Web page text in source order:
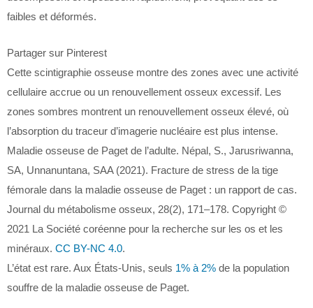
faibles et déformés.
Partager sur Pinterest
Cette scintigraphie osseuse montre des zones avec une activité
cellulaire accrue ou un renouvellement osseux excessif. Les
zones sombres montrent un renouvellement osseux élevé, où
l’absorption du traceur d’imagerie nucléaire est plus intense.
Maladie osseuse de Paget de l’adulte. Népal, S., Jarusriwanna,
SA, Unnanuntana, SAA (2021). Fracture de stress de la tige
fémorale dans la maladie osseuse de Paget : un rapport de cas.
Journal du métabolisme osseux, 28(2), 171–178. Copyright ©
2021 La Société coréenne pour la recherche sur les os et les
minéraux. CC BY-NC 4.0.
L’état est rare. Aux États-Unis, seuls 1% à 2% de la population
souffre de la maladie osseuse de Paget.